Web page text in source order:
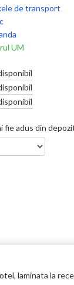
de transport
UM
fie adus din
laminata la